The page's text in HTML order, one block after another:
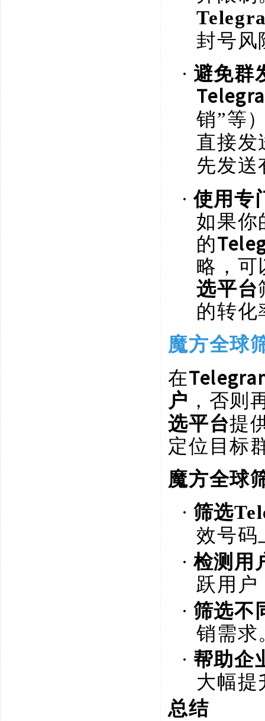
封号风
· 避免群
销”等
直接发
先发送
·使用专
如果你
的
略，可
选平台
的转化
魔方全球
在
户 ，否则
选平台提
定位目标
魔方全球
· 筛选
效号码
·检测用
跃用户
· 筛选不
销需求
· 帮助企
大幅提
总结